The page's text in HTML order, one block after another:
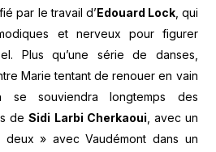
par le travail d’ Edouard Lock, qui
et nerveux pour figurer
Plus qu’une série de danses,
Marie tentant de renouer en vain
souviendra longtemps des
deSidi Larbi Cherkaoui, avec un
deux » avec Vaudémont dans un